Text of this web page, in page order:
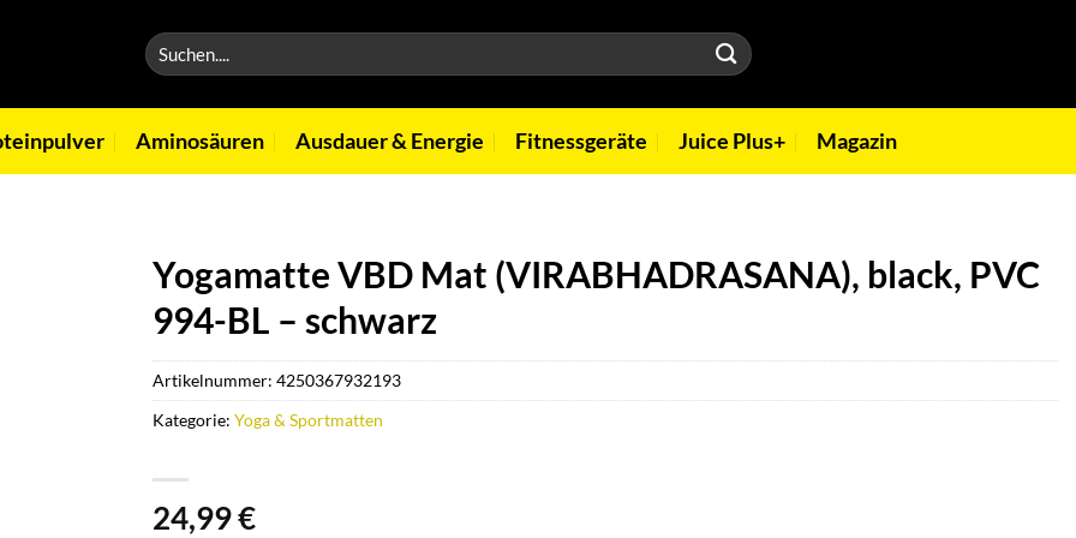
Suchen
nach:
Aminosäuren Ausdauer & Energie Fitnessgeräte Juice Plus+ Magazin
Yogamatte VBD Mat (VIRABHADRASANA), black, PVC
994-BL – schwarz
24,99€
Artikelnummer: 4250367932193
Kategorie: Yoga & Sportmatten